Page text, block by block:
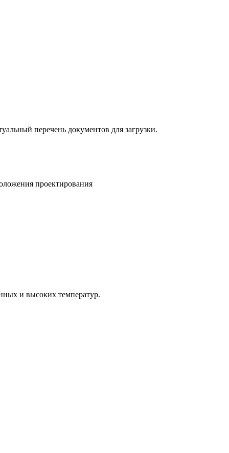
перечень документов для загрузки.
проектирования
и высоких температур.